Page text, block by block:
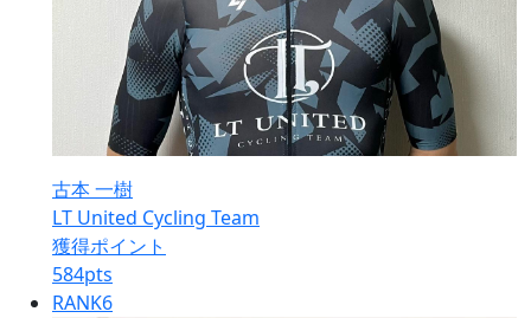
古本 一樹
LT United Cycling Team
獲得ポイント
584pts
RANK6